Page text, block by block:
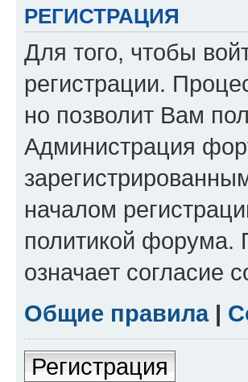
РЕГИСТРАЦИЯ
Для того, чтобы
регистрации.
но позволит Вам
Администрация
началом
политикой форума.
означает согласие
Общие правила|
Регистрация